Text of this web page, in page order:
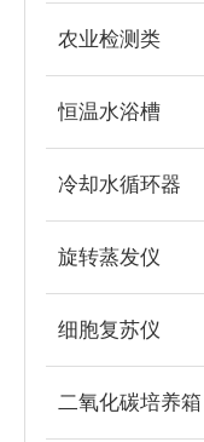
农业检测类
恒温水浴槽
冷却水循环器
旋转蒸发仪
细胞复苏仪
二氧化碳培养箱